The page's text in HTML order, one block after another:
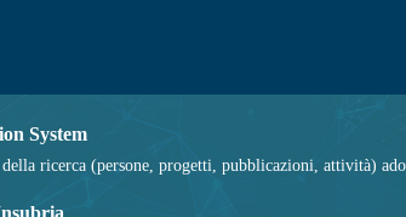
System
ricerca (persone, progetti, pubblicazioni, attività)